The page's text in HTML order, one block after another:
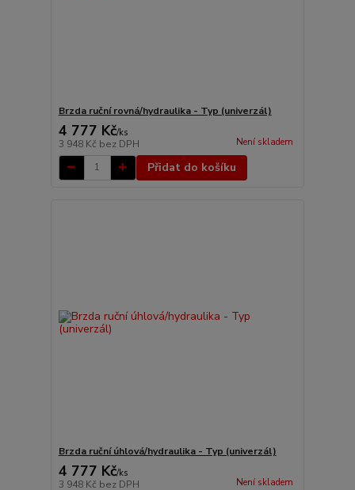
Brzda ruční rovná/hydraulika - Typ (univerzál)
4 777 Kč/ks
3 948 Kč bez DPH Není skladem
Přidat do košíku
Brzda ruční úhlová/hydraulika - Typ (univerzál)
4 777 Kč/ks
3 948 Kč bez DPH Není skladem